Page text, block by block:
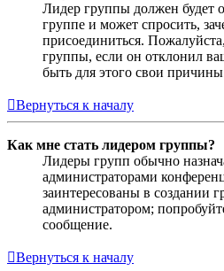
Лидер группы должен будет
группе и может спросить,
присоединиться.
группы, если он отклонил
быть для этого свои
Вернуться к началу
Как мне стать лидером группы?
Лидеры групп обычно
администраторами
заинтересованы в создании
администратором;
сообщение.
Вернуться к началу